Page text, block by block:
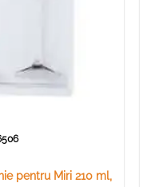
pentru Miri 210 ml,